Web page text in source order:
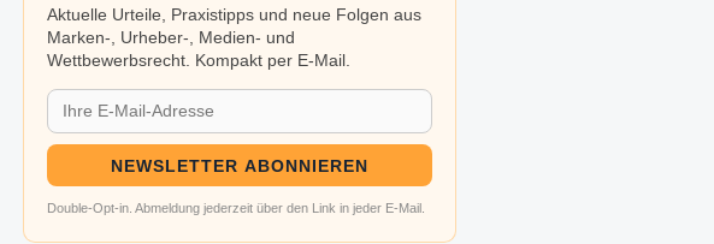
Aktuelle Urteile, Praxistipps und neue Folgen aus
Marken-, Urheber-, Medien- und
Wettbewerbsrecht. Kompakt per E-Mail.
NEWSLETTER ABONNIEREN
Double-Opt-in. Abmeldung jederzeit über den Link in jeder E-Mail.